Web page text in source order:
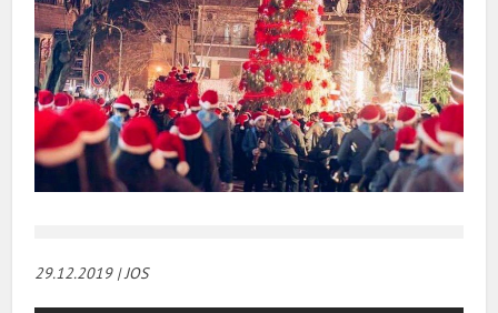
29.12.2019 | JOS